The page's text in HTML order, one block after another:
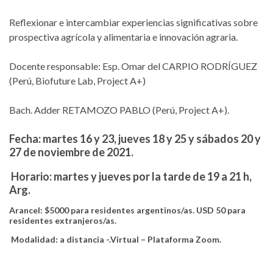
Reflexionar e intercambiar experiencias significativas sobre
prospectiva agrícola y alimentaria e innovación agraria.
Docente responsable: Esp. Omar del CARPIO RODRÍGUEZ
(Perú, Biofuture Lab, Project A+)
Bach. Adder RETAMOZO PABLO (Perú, Project A+).
Fecha: martes 16 y 23, jueves 18 y 25 y sábados 20 y
27 de noviembre de 2021.
Horario: martes y jueves por la tarde de 19 a 21 h,
Arg.
Arancel: $5000 para residentes argentinos/as. USD 50 para
residentes extranjeros/as.
Modalidad: a distancia -.Virtual – Plataforma Zoom.